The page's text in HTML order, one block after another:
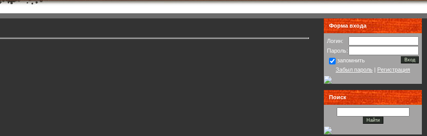
Форма входа
Логин:
Пароль:
запомнить
Забыл пароль | Регистрация
Поиск